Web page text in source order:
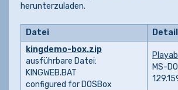
herunterzuladen.
Datei
kingdemo-box.zip
ausführbare Datei:
KINGWEB.BAT
configured for DOSBox
MS-